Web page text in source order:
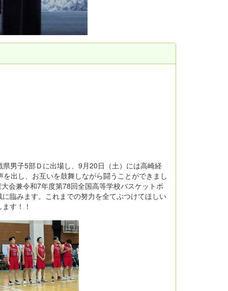
男子5部Ｄに出場し、9月20日（土）には高崎経
出し、お互いを鼓舞しながら闘うことができまし
会兼令和7年度第78回全国高等学校バスケットボ
臨みます。これまでの努力を全てぶつけてほしい
す！！